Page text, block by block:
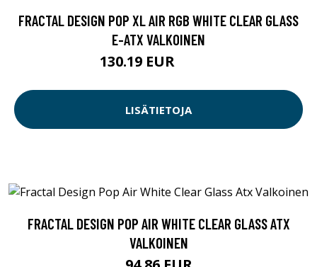
FRACTAL DESIGN POP XL AIR RGB WHITE CLEAR GLASS
E-ATX VALKOINEN
130.19 EUR
LISÄTIETOJA
FRACTAL DESIGN POP AIR WHITE CLEAR GLASS ATX
VALKOINEN